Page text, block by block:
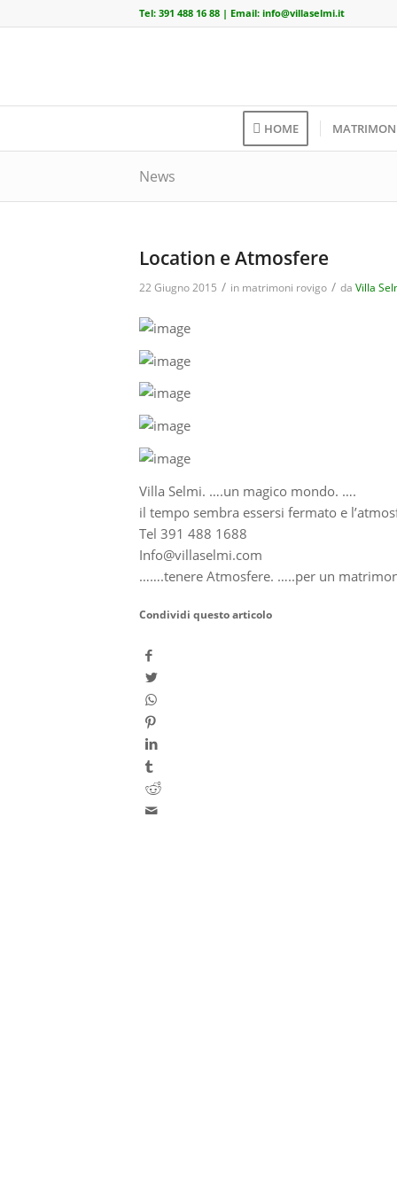
Tel: 391 488 16 88 | Email: info@villaselmi.it
HOME
News
Location e Atmosfere
22 Giugno 2015 / in matrimoni rovigo / da Villa
Villa Selmi. ….un magico mondo. ….
il tempo sembra essersi fermato e
Tel 391 488 1688
Info@villaselmi.com
…….tenere Atmosfere. …..per un
Condividi questo articolo